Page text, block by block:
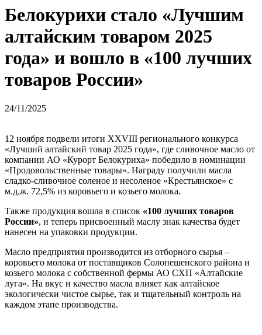
Белокурихи стало «Лучшим
алтайским товаром 2025
года» и вошло в «100 лучших
товаров России»
24/11/2025
12 ноября подвели итоги XXVIII регионального конкурса
«Лучший алтайский товар 2025 года», где сливочное масло от
компании АО «Курорт Белокуриха» победило в номинации
«Продовольственные товары». Награду получили масла
сладко-сливочное соленое и несоленое «Крестьянское» с
м.д.ж. 72,5% из коровьего и козьего молока.
Также продукция вошла в список «100 лучших товаров
России», и теперь присвоенный маслу знак качества будет
нанесен на упаковки продукции.
Масло предприятия производится из отборного сырья –
коровьего молока от поставщиков Солонешенского района и
козьего молока с собственной фермы АО СХП «Алтайские
луга». На вкус и качество масла влияет как алтайское
экологически чистое сырье, так и тщательный контроль на
каждом этапе производства.